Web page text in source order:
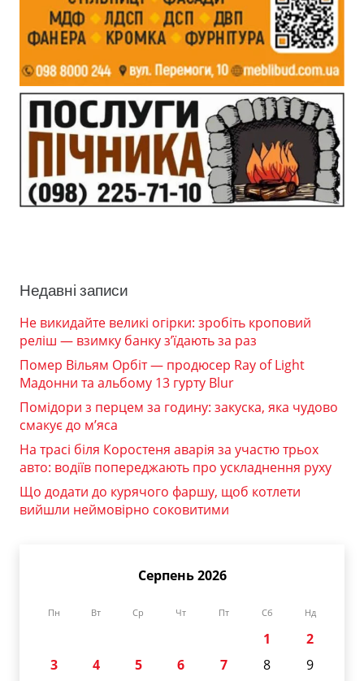
Недавні записи
Не викидайте великі огірки: зробіть кроповий
реліш — взимку банку з’їдають за раз
Помер Вільям Орбіт — продюсер Ray of Light
Мадонни та альбому 13 гурту Blur
Помідори з перцем за годину: закуска, яка чудово
смакує до м’яса
На трасі біля Коростеня аварія за участю трьох
авто: водіїв попереджають про ускладнення руху
Що додати до курячого фаршу, щоб котлети
вийшли неймовірно соковитими
Серпень 2026
Пн Вт Ср Чт Пт Сб Нд
1
2
3
4 5 6 7 8
9